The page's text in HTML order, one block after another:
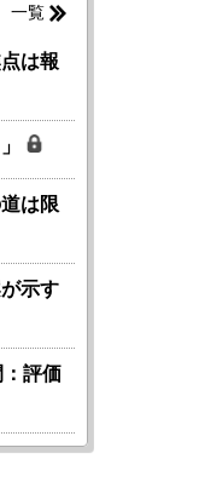
一覧
は報
は限
示す
評価